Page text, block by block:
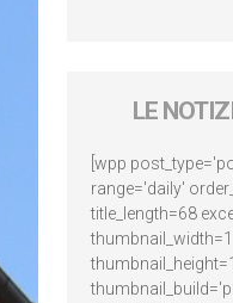
LE
[wpp
range='daily'
title_length=68